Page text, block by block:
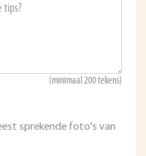
(minimaal 200 tekens)
sprekende foto's van